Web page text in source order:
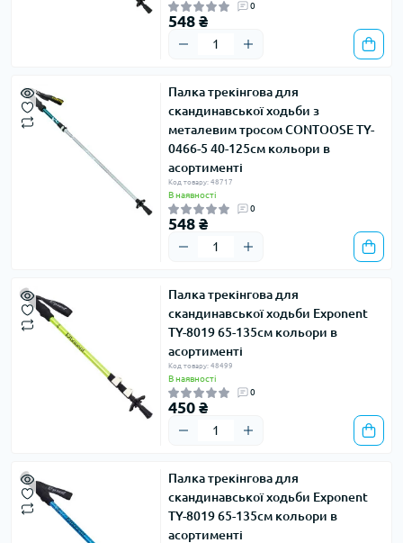
0
548 ₴
Палка трекінгова для
скандинавської ходьби з
металевим тросом CONTOOSE TY-
0466-5 40-125см кольори в
асортименті
Код товару: 48717
В наявності
0
548 ₴
Палка трекінгова для
скандинавської ходьби Exponent
TY-8019 65-135см кольори в
асортименті
Код товару: 48499
В наявності
0
450 ₴
Палка трекінгова для
скандинавської ходьби Exponent
TY-8019 65-135см кольори в
асортименті